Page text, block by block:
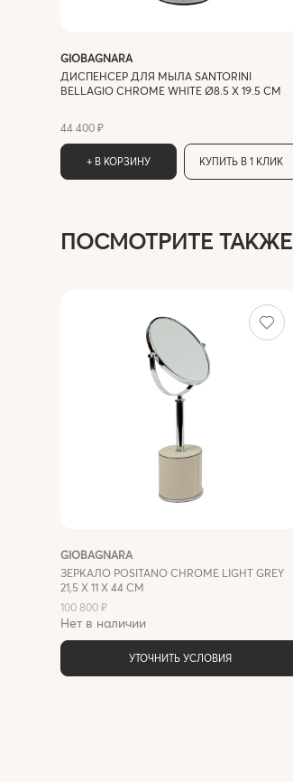
GIOBAGNARA
ДИСПЕНСЕР ДЛЯ МЫЛА SANTORINI
BELLAGIO CHROME WHITE Ø8.5 X 19.5 СМ
44 400 ₽
+ В КОРЗИНУ КУПИТЬ В 1 КЛИК
ПОСМОТРИТЕ ТАКЖЕ
GIOBAGNARA
ЗЕРКАЛО POSITANO CHROME LIGHT GREY
21,5 X 11 X 44 СМ
100 800 ₽
Нет в наличии
УТОЧНИТЬ УСЛОВИЯ